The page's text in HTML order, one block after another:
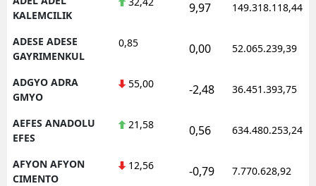
KALEMCILIK
9,97 149.318.118,44
ADESE ADESE
GAYRIMENKUL
0,85 0,00 52.065.239,39
ADGYO ADRA
GMYO
55,00 -2,48 36.451.393,75
AEFES ANADOLU
EFES
21,58 0,56 634.480.253,24
AFYON AFYON
CIMENTO
12,56 -0,79 7.770.628,92